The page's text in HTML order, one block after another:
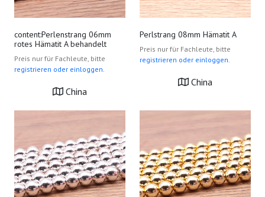
content:Perlenstrang 06mm
rotes Hämatit A behandelt
Preis nur für Fachleute, bitte
registrieren oder einloggen.
China
Perlstrang 08mm Hämatit A
Preis nur für Fachleute, bitte
registrieren oder einloggen.
China